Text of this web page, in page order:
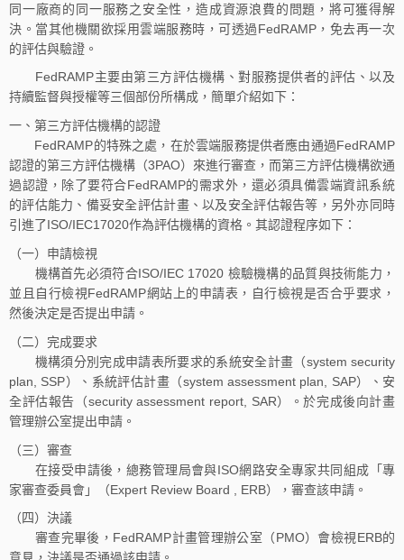
同一廠商的同一服務之安全性，造成資源浪費的問題，將可獲得解
決。當其他機關欲採用雲端服務時，可透過FedRAMP，免去再一次
的評估與驗證。
FedRAMP主要由第三方評估機構、對服務提供者的評估、以及
持續監督與授權等三個部份所構成，簡單介紹如下：
一、第三方評估機構的認證
FedRAMP的特殊之處，在於雲端服務提供者應由通過FedRAMP
認證的第三方評估機構（3PAO）來進行審查，而第三方評估機構欲通
過認證，除了要符合FedRAMP的需求外，還必須具備雲端資訊系統
的評估能力、備妥安全評估計畫、以及安全評估報告等，另外亦同時
引進了ISO/IEC17020作為評估機構的資格。其認證程序如下：
（一）申請檢視
機構首先必須符合ISO/IEC 17020 檢驗機構的品質與技術能力，
並且自行檢視FedRAMP網站上的申請表，自行檢視是否合乎要求，
然後決定是否提出申請。
（二）完成要求
機構須分別完成申請表所要求的系統安全計畫（system security
plan, SSP）、系統評估計畫（system assessment plan, SAP）、安
全評估報告（security assessment report, SAR）。於完成後向計畫
管理辦公室提出申請。
（三）審查
在接受申請後，總務管理局會與ISO網路安全專家共同組成「專
家審查委員會」（Expert Review Board , ERB），審查該申請。
（四）決議
審查完畢後，FedRAMP計畫管理辦公室（PMO）會檢視ERB的